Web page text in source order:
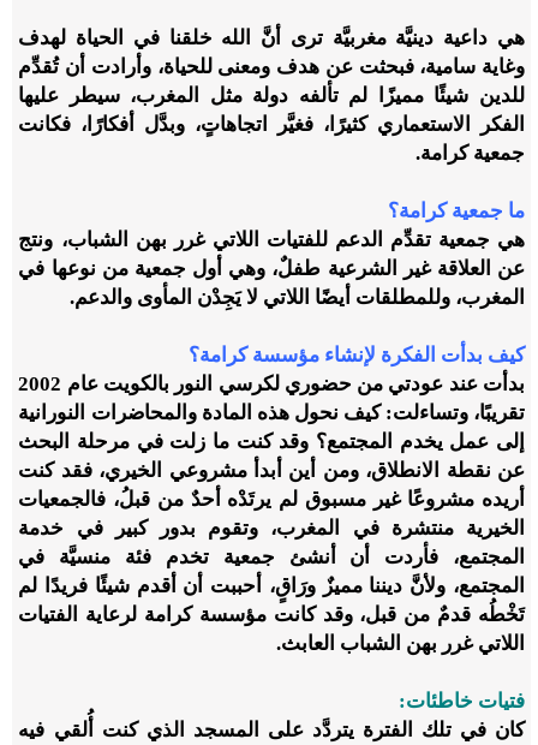
هي داعية دينيَّة مغربيَّة ترى أنَّ الله خلقنا في الحياة لهدف
وغاية سامية، فبحثت عن هدف ومعنى للحياة، وأرادت أن تُقدِّم
للدين شيئًا مميزًا لم تألفه دولة مثل المغرب، سيطر عليها
الفكر الاستعماري كثيرًا، فغيَّر اتجاهاتٍ، وبدَّل أفكارًا، فكانت
جمعية كرامة.
ما جمعية كرامة؟
هي جمعية تقدِّم الدعم للفتيات اللاتي غرر بهن الشباب، ونتج
عن العلاقة غير الشرعية طفلٌ، وهي أول جمعية من نوعها في
المغرب، وللمطلقات أيضًا اللاتي لا يَجِدْن المأوى والدعم.
كيف بدأت الفكرة لإنشاء مؤسسة كرامة؟
بدأت عند عودتي من حضوري لكرسي النور بالكويت عام 2002
تقريبًا، وتساءلت: كيف نحول هذه المادة والمحاضرات النورانية
إلى عمل يخدم المجتمع؟ وقد كنت ما زلت في مرحلة البحث
عن نقطة الانطلاق، ومن أين أبدأ مشروعي الخيري، فقد كنت
أريده مشروعًا غير مسبوق لم يرتَدْه أحدٌ من قبلُ، فالجمعيات
الخيرية منتشرة في المغرب، وتقوم بدور كبير في خدمة
المجتمع، فأردت أن أنشئ جمعية تخدم فئة منسيَّة في
المجتمع، ولأنَّ ديننا مميزٌ ورَاقٍ، أحببت أن أقدم شيئًا فريدًا لم
تَخْطُه قدمٌ من قبل، وقد كانت مؤسسة كرامة لرعاية الفتيات
اللاتي غرر بهن الشباب العابث.
فتيات خاطئات:
كان في تلك الفترة يتردَّد على المسجد الذي كنت أُلقي فيه